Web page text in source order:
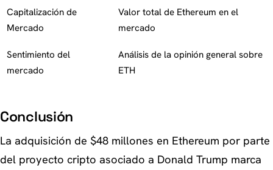
Capitalización de
Mercado
Valor total de Ethereum en el
mercado
Sentimiento del
mercado
Análisis de la opinión general sobre
ETH
Conclusión
La adquisición de $48 millones en Ethereum por parte
del proyecto cripto asociado a Donald Trump marca